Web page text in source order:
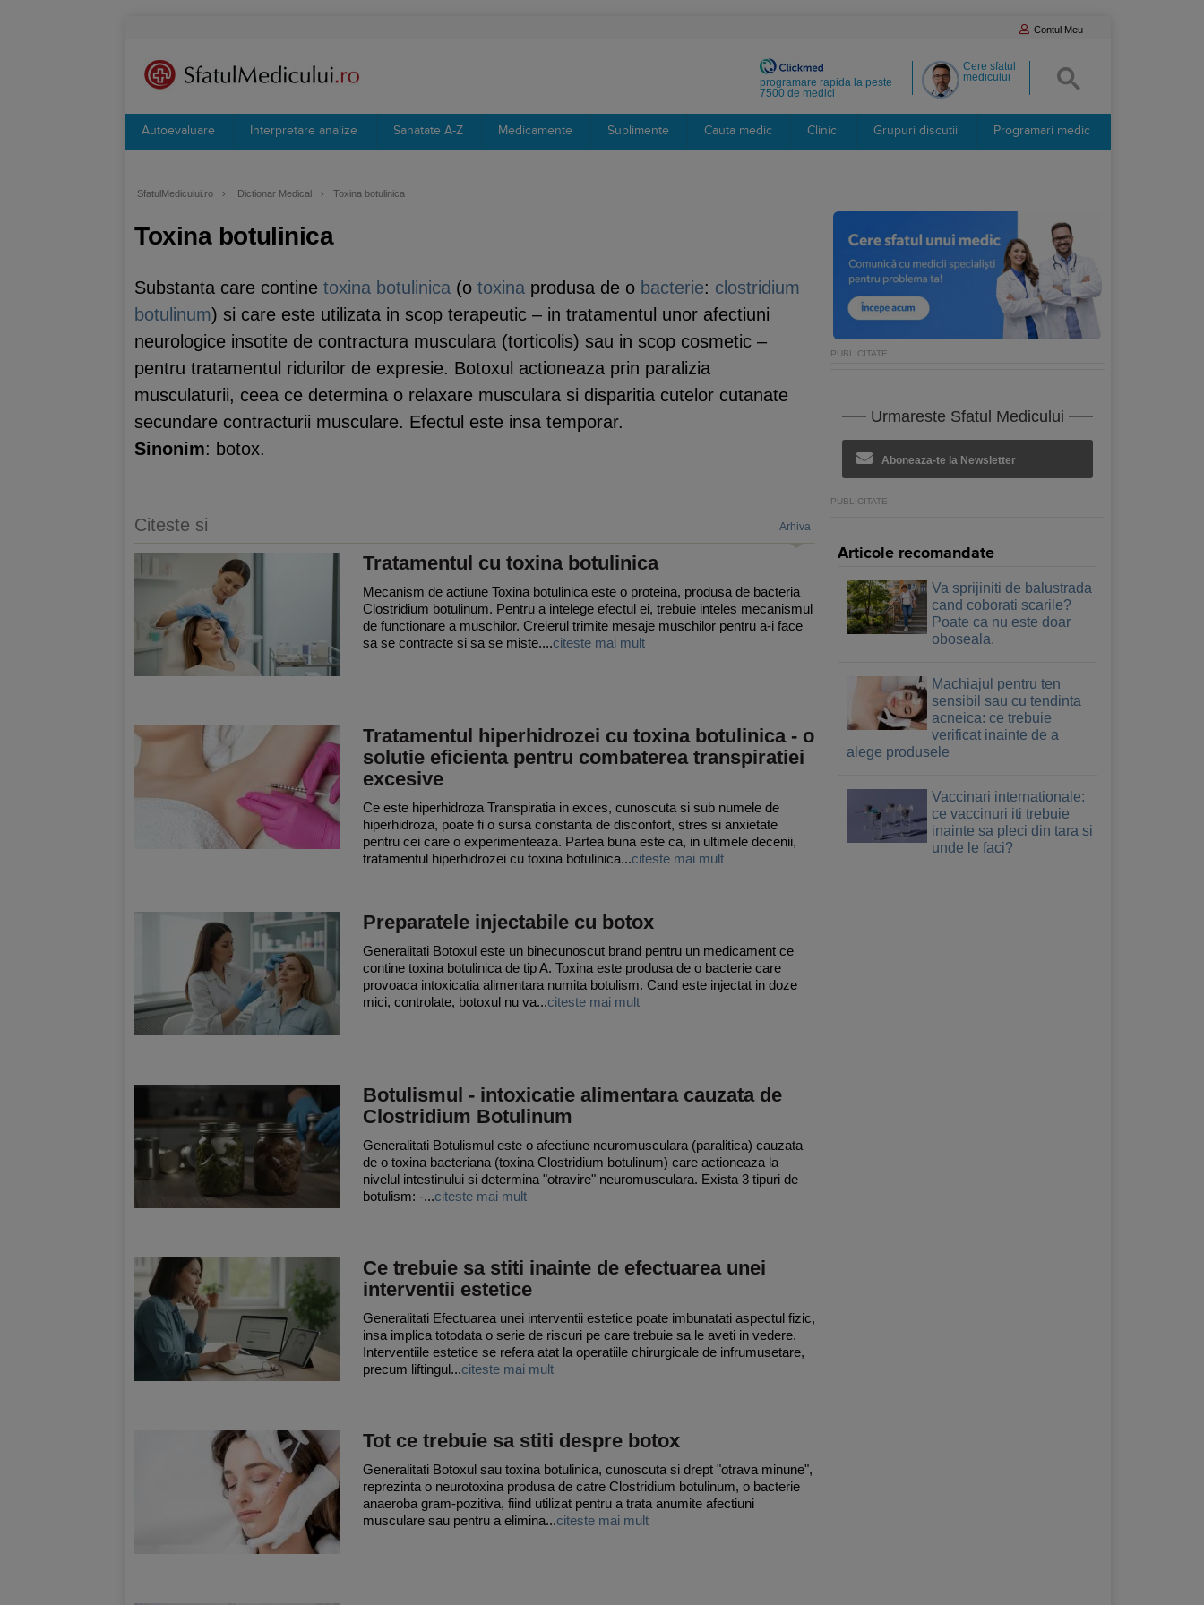
Contul Meu
Cere sfatul
medicului
programare rapida la peste
7500 de medici
Autoevaluare Interpretare analize Sanatate A-Z Medicamente Suplimente Cauta medic Clinici Grupuri discutii Programari medic
SfatulMedicului.ro › Dictionar Medical › Toxina botulinica
Toxina botulinica
Substanta care contine toxina botulinica (o toxina produsa de o bacterie: clostridium
botulinum) si care este utilizata in scop terapeutic – in tratamentul unor afectiuni
neurologice insotite de contractura musculara (torticolis) sau in scop cosmetic –
pentru tratamentul ridurilor de expresie. Botoxul actioneaza prin paralizia
musculaturii, ceea ce determina o relaxare musculara si disparitia cutelor cutanate
secundare contracturii musculare. Efectul este insa temporar.
Sinonim: botox.
Citeste si Arhiva
Tratamentul cu toxina botulinica
Mecanism de actiune Toxina botulinica este o proteina, produsa de bacteria
Clostridium botulinum. Pentru a intelege efectul ei, trebuie inteles mecanismul
de functionare a muschilor. Creierul trimite mesaje muschilor pentru a-i face
sa se contracte si sa se miste....citeste mai mult
Tratamentul hiperhidrozei cu toxina botulinica - o
solutie eficienta pentru combaterea transpiratiei
excesive
Ce este hiperhidroza Transpiratia in exces, cunoscuta si sub numele de
hiperhidroza, poate fi o sursa constanta de disconfort, stres si anxietate
pentru cei care o experimenteaza. Partea buna este ca, in ultimele decenii,
tratamentul hiperhidrozei cu toxina botulinica...citeste mai mult
Preparatele injectabile cu botox
Generalitati Botoxul este un binecunoscut brand pentru un medicament ce
contine toxina botulinica de tip A. Toxina este produsa de o bacterie care
provoaca intoxicatia alimentara numita botulism. Cand este injectat in doze
mici, controlate, botoxul nu va...citeste mai mult
Botulismul - intoxicatie alimentara cauzata de
Clostridium Botulinum
Generalitati Botulismul este o afectiune neuromusculara (paralitica) cauzata
de o toxina bacteriana (toxina Clostridium botulinum) care actioneaza la
nivelul intestinului si determina "otravire" neuromusculara. Exista 3 tipuri de
botulism: -...citeste mai mult
Ce trebuie sa stiti inainte de efectuarea unei
interventii estetice
Generalitati Efectuarea unei interventii estetice poate imbunatati aspectul fizic,
insa implica totodata o serie de riscuri pe care trebuie sa le aveti in vedere.
Interventiile estetice se refera atat la operatiile chirurgicale de infrumusetare,
precum liftingul...citeste mai mult
Tot ce trebuie sa stiti despre botox
Generalitati Botoxul sau toxina botulinica, cunoscuta si drept "otrava minune",
reprezinta o neurotoxina produsa de catre Clostridium botulinum, o bacterie
anaeroba gram-pozitiva, fiind utilizat pentru a trata anumite afectiuni
musculare sau pentru a elimina...citeste mai mult
Urmareste Sfatul Medicului
Aboneaza-te la Newsletter
Articole recomandate
Va sprijiniti de balustrada
cand coborati scarile?
Poate ca nu este doar
oboseala.
Machiajul pentru ten
sensibil sau cu tendinta
acneica: ce trebuie
verificat inainte de a
alege produsele
Vaccinari internationale:
ce vaccinuri iti trebuie
inainte sa pleci din tara si
unde le faci?